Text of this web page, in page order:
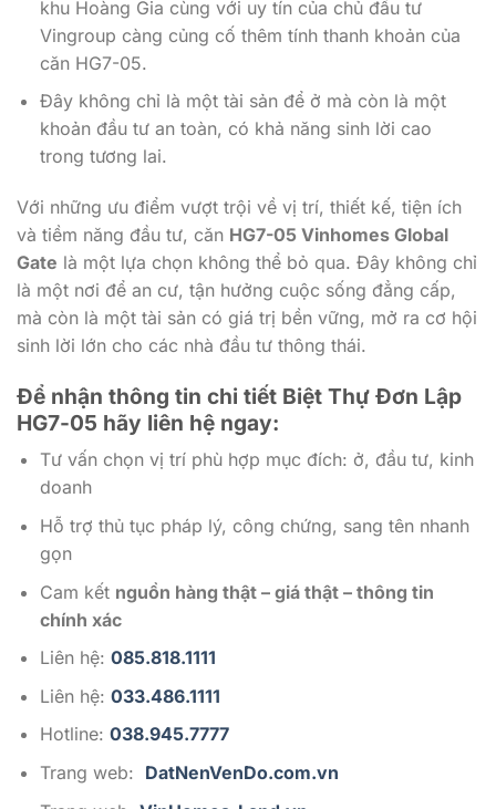
khu Hoàng Gia cùng với uy tín của chủ đầu tư
Vingroup càng củng cố thêm tính thanh khoản của
căn HG7-05.
Đây không chỉ là một tài sản để ở mà còn là một
khoản đầu tư an toàn, có khả năng sinh lời cao
trong tương lai.
Với những ưu điểm vượt trội về vị trí, thiết kế, tiện ích
và tiềm năng đầu tư, căn HG7-05 Vinhomes Global
Gate là một lựa chọn không thể bỏ qua. Đây không chỉ
là một nơi để an cư, tận hưởng cuộc sống đẳng cấp,
mà còn là một tài sản có giá trị bền vững, mở ra cơ hội
sinh lời lớn cho các nhà đầu tư thông thái.
Để nhận thông tin chi tiết Biệt Thự Đơn Lập
HG7-05 hãy liên hệ ngay:
Tư vấn chọn vị trí phù hợp mục đích: ở, đầu tư, kinh
doanh
Hỗ trợ thủ tục pháp lý, công chứng, sang tên nhanh
gọn
Cam kết nguồn hàng thật – giá thật – thông tin
chính xác
Liên hệ: 085.818.1111
Liên hệ: 033.486.1111
Hotline: 038.945.7777
Trang web: DatNenVenDo.com.vn